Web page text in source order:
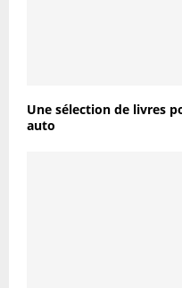
Une sélection de livres
auto